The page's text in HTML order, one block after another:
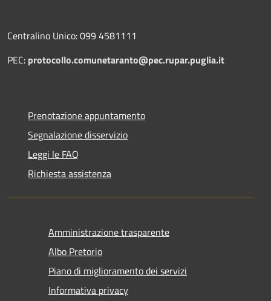
Centralino Unico: 099 4581111
PEC: protocollo.comunetaranto@pec.rupar.puglia.it
Prenotazione appuntamento
Segnalazione disservizio
Leggi le FAQ
Richiesta assistenza
Amministrazione trasparente
Albo Pretorio
Piano di miglioramento dei servizi
Informativa privacy